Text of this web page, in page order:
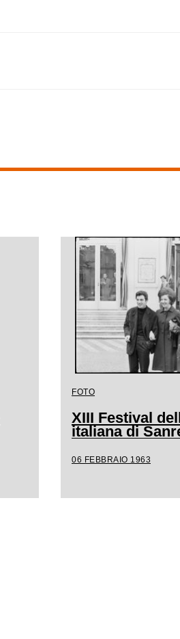
FOTO
XIII Festival
italiana di
06 FEBBRAIO 1963